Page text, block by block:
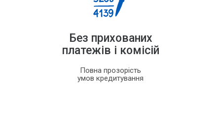
Без прихованих
платежів і комісій
Повна прозорість
умов кредитування